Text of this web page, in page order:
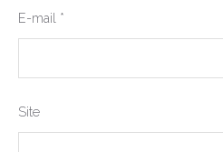
E-mail *
Site